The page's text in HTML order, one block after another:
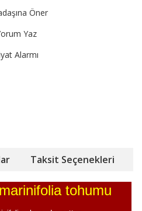
Öner
Yaz
Alarmı
Taksit Seçenekleri
tohumu